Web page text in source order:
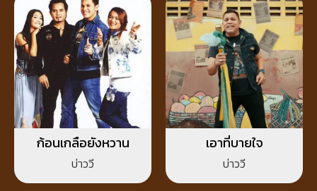
ก้อนเกลือยังหวาน
บ่าววี
เอาที่บายใจ
บ่าววี